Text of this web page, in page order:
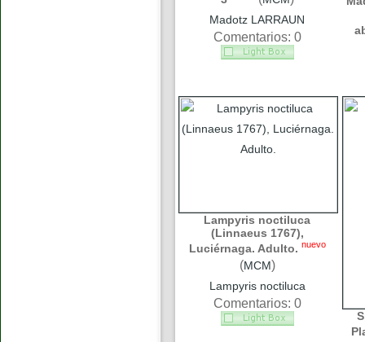
Madotz LARRAUN
Comentarios: 0
Lampyris noctiluca
(Linnaeus 1767),
Luciérnaga. Adulto. nuevo
(MCM)
Lampyris noctiluca
Comentarios: 0